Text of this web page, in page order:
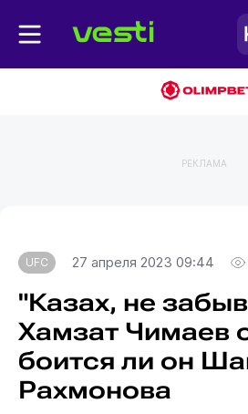
РЕКЛАМА
UFC 27 апреля 2023 09:44
"Казах, не
Хамзат Чимаев
боится ли он
Рахмонова